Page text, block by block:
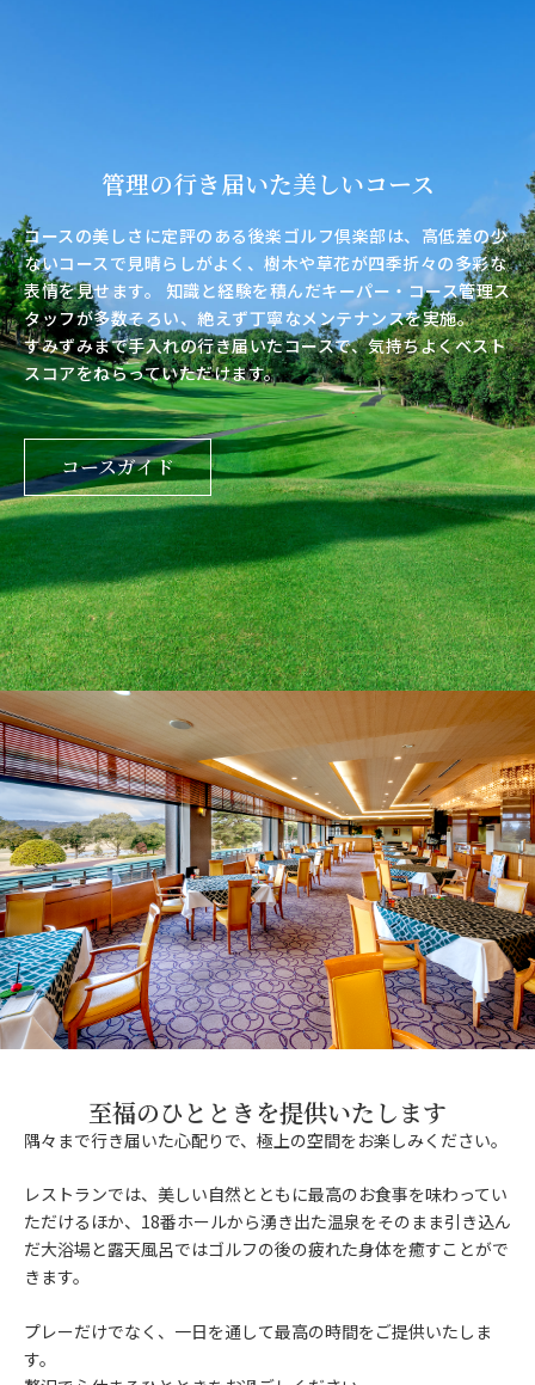
管理の行き届いた美しいコース
コースの美しさに定評のある後楽ゴルフ倶楽部は、高低差の少
ないコースで見晴らしがよく、樹木や草花が四季折々の多彩な
表情を見せます。 知識と経験を積んだキーパー・コース管理ス
タッフが多数そろい、絶えず丁寧なメンテナンスを実施。
すみずみまで手入れの行き届いたコースで、気持ちよくベスト
スコアをねらっていただけます。
コースガイド
至福のひとときを提供いたします
隅々まで行き届いた心配りで、極上の空間をお楽しみください。
レストランでは、美しい自然とともに最高のお食事を味わってい
ただけるほか、18番ホールから湧き出た温泉をそのまま引き込ん
だ大浴場と露天風呂ではゴルフの後の疲れた身体を癒すことがで
きます。
プレーだけでなく、一日を通して最高の時間をご提供いたしま
す。